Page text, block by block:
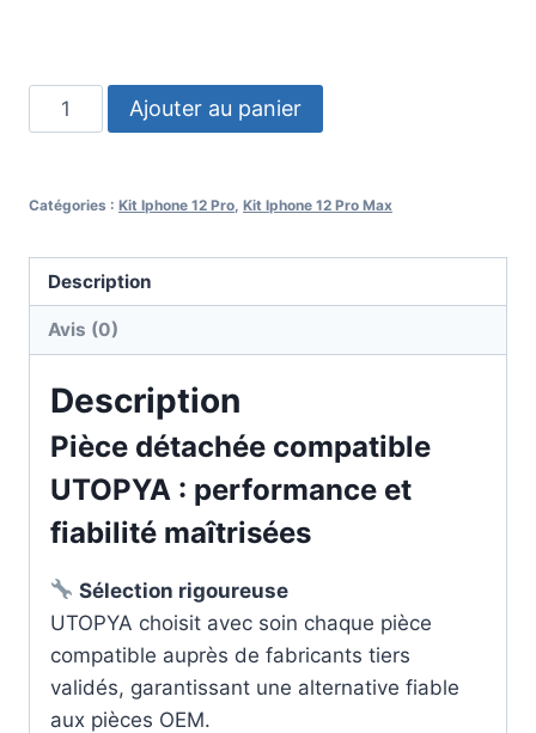
Ajouter au panier
Catégories : Kit Iphone 12 Pro Kit Iphone 12 Pro Max
Description
Avis (0)
Description
Pièce détachée compatible
UTOPYA : performance et
fiabilité maîtrisées
Sélection rigoureuse
UTOPYA choisit avec soin chaque pièce
compatible auprès de fabricants tiers
validés, garantissant une alternative fiable
aux pièces OEM.